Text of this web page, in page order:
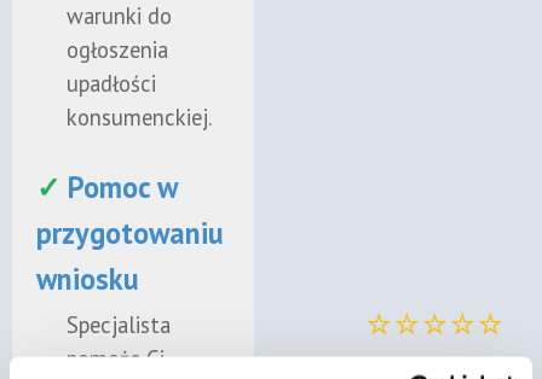
warunki do
ogłoszenia
upadłości
konsumenckiej.
✓ Pomoc w
przygotowaniu
wniosku
Specjalista
pomoże Ci
⭐⭐⭐⭐⭐